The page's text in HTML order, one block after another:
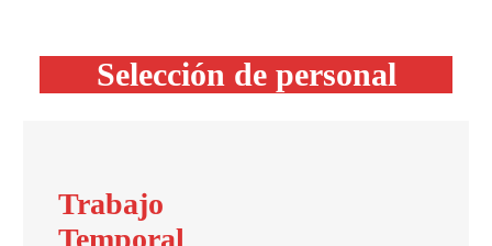
Selección de personal
Trabajo
Temporal